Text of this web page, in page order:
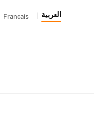
العربية Français